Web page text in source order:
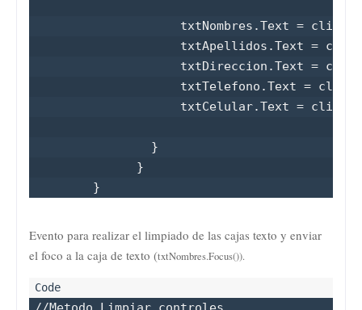
txtNombres.Text =
txtApellidos.Text =
txtDireccion.Text =
txtTelefono.Text =
txtCelular.Text =
                }
              }
        }
Evento para realizar el limpiado de las cajas texto y enviar
el foco a la caja de texto (txtNombres.Focus()).